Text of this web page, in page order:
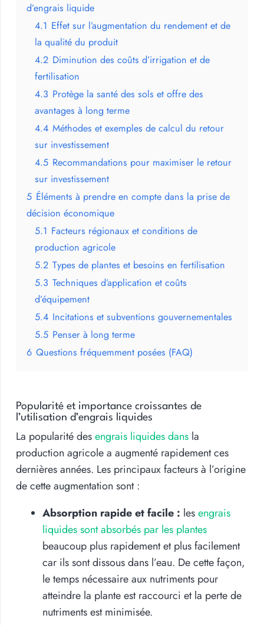
d’engrais liquide
4.1 Effet sur l’augmentation du rendement et de
la qualité du produit
4.2 Diminution des coûts d’irrigation et de
fertilisation
4.3 Protège la santé des sols et offre des
avantages à long terme
4.4 Méthodes et exemples de calcul du retour
sur investissement
4.5 Recommandations pour maximiser le retour
sur investissement
5 Éléments à prendre en compte dans la prise de
décision économique
5.1 Facteurs régionaux et conditions de
production agricole
5.2 Types de plantes et besoins en fertilisation
5.3 Techniques d’application et coûts
d’équipement
5.4 Incitations et subventions gouvernementales
5.5 Penser à long terme
6 Questions fréquemment posées (FAQ)
Popularité et importance croissantes de
l’utilisation d’engrais liquides
La popularité desengrais liquides dans la
production agricole a augmenté rapidement ces
dernières années. Les principaux facteurs à l’origine
de cette augmentation sont :
Absorption rapide et facile : lesengrais
liquides sont absorbés par les plantes
beaucoup plus rapidement et plus facilement
car ils sont dissous dans l’eau. De cette façon,
le temps nécessaire aux nutriments pour
atteindre la plante est raccourci et la perte de
nutriments est minimisée.